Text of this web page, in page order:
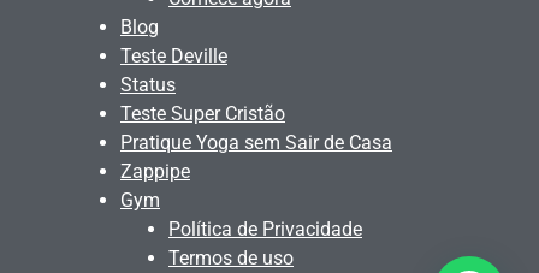
Blog
Teste Deville
Status
Teste Super Cristão
Pratique Yoga sem Sair de Casa
Zappipe
Gym
Política de Privacidade
Termos de uso